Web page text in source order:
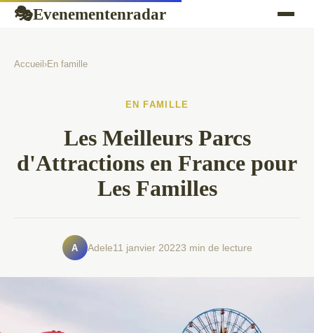
🎭Evenementenradar
Accueil ›En famille
EN FAMILLE
Les Meilleurs Parcs
d'Attractions en France pour
Les Familles
A Adele11 janvier 20223 min de lecture